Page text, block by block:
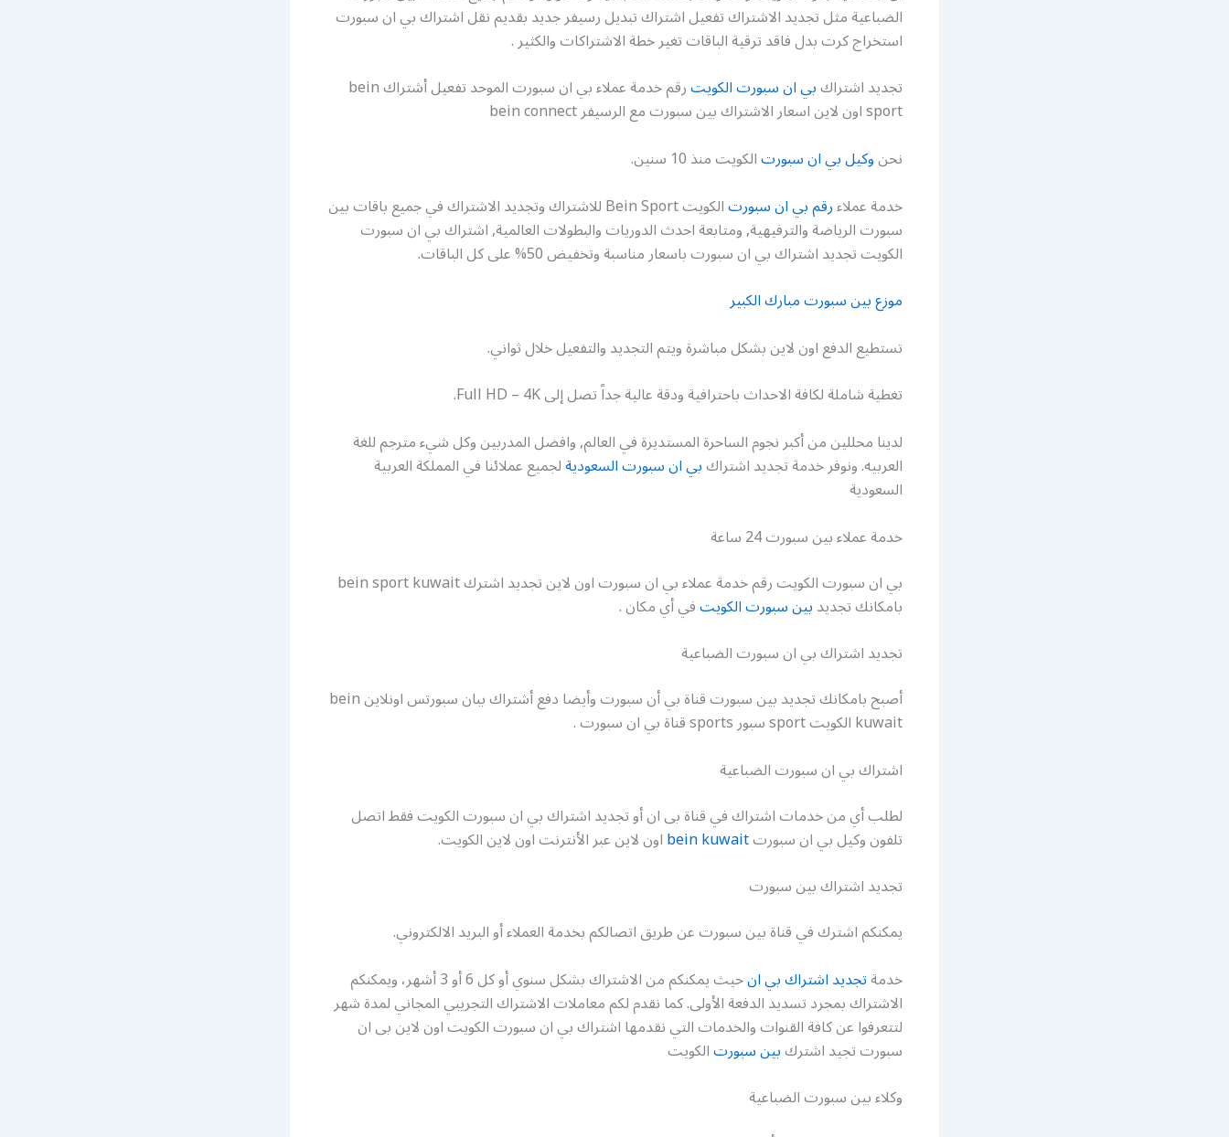
الضباعية مثل تجديد الاشتراك تفعيل اشتراك تبديل رسيفر جديد بقديم نقل اشتراك بي ان سبورت
استخراج كرت بدل فاقد ترقية الباقات تغير خطة الاشتراكات والكثير .
تجديد اشتراكبي ان سبورت الكويت رقم خدمة عملاء بي ان سبورت الموحد تفعيل أشتراك bein
sport اون لاين اسعار الاشتراك بين سبورت مع الرسيفر bein connect
نحنوكيل بي ان سبورتالكويت منذ 10 سنين.
خدمة عملاءرقم بي ان سبورت الكويت Bein Sport للاشتراك وتجديد الاشتراك في جميع باقات بين
سبورت الرياضة والترفيهية, ومتابعة احدث الدوريات والبطولات العالمية, اشتراك بي ان سبورت
الكويت تجديد اشتراك بي ان سبورت باسعار مناسبة وتخفيض 50% على كل الباقات.
موزع بين سبورت مبارك الكبير
تستطيع الدفع اون لاين بشكل مباشرة ويتم التجديد والتفعيل خلال ثواني.
تغطية شاملة لكافة الاحداث باحترافية ودقة عالية جداً تصل إلى Full HD – 4K.
لدينا محللين من أكبر نجوم الساحرة المستديرة في العالم, وافضل المدربين وكل شيء مترجم للغة
العربيه. ونوفر خدمة تجديد اشتراكبي ان سبورت السعوديةلجميع عملائنا في المملكة العربية
السعودية
خدمة عملاء بين سبورت 24 ساعة
بي ان سبورت الكويت رقم خدمة عملاء بي ان سبورت اون لاين تجديد اشترك bein sport kuwait
بامكانك تجديدبين سبورت الكويتفي أي مكان .
تجديد اشتراك بي ان سبورت الضباعية
أصبح بامكانك تجديد بين سبورت قناة بي أن سبورت وأيضا دفع أشتراك ببان سبورتس اونلاين bein
kuwait الكويت sport سبور sports قناة بي ان سبورت .
اشتراك بي ان سبورت الضباعية
لطلب أي من خدمات اشتراك في قناة بى ان أو تجديد اشتراك بي ان سبورت الكويت فقط اتصل
تلفون وكيل بي ان سبورتbein kuwaitاون لاين عبر الأنترنت اون لاين الكويت.
تجديد اشتراك بين سبورت
يمكنكم اشترك في قناة بين سبورت عن طريق اتصالكم بخدمة العملاء أو البريد الالكتروني.
خدمةتجديد اشتراك بي ان حيث يمكنكم من الاشتراك بشكل سنوي أو كل 6 أو 3 أشهر، ويمكنكم
الاشتراك بمجرد تسديد الدفعة الأولى. كما نقدم لكم معاملات الاشتراك التجريبي المجاني لمدة شهر
لتتعرفوا عن كافة القنوات والخدمات التي نقدمها اشتراك بي ان سبورت الكويت اون لاين بى ان
سبورت تجيد اشتركبين سبورتالكويت
وكلاء بين سبورت الضباعية